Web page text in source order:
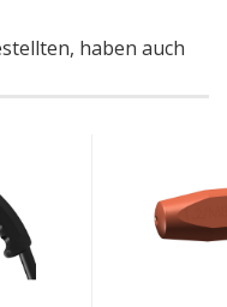
haben auch